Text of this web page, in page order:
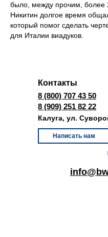
было, между прочим, более
Никитин долгое время
который помог сделать
для Италии виадуков.
8 (800) 707 43 50
Контакты
Калуга, ул.
Написать нам
8 (909) 251 82 22